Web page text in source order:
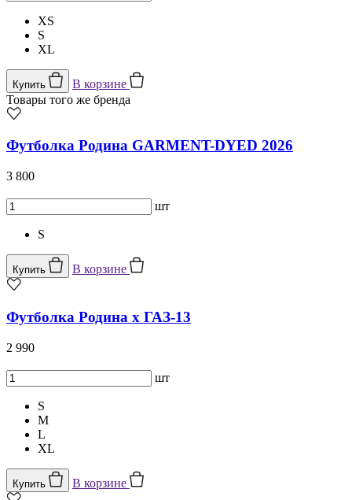
XS
S
XL
Купить
В корзине
Товары того же бренда
Футболка Родина GARMENT-DYED 2026
3 800
шт
S
Купить В корзине
Футболка Родина x ГАЗ-13
2 990
шт
S
M
L
XL
Купить В корзине